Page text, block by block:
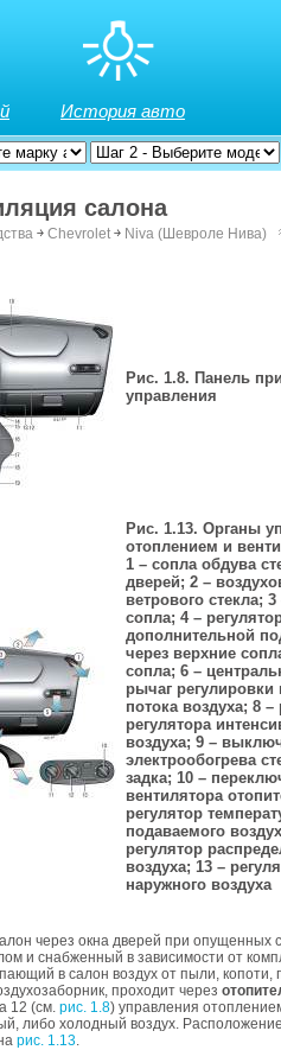
История авто
салона
￫ Chevrolet ￫ Niva (Шевроле Нива)
Рис. 1.8. Панель
управления
Рис. 1.13. Органы
отоплением и
1 – сопла обдува
дверей; 2 –
ветрового стекла;
сопла; 4 –
дополнительной
через верхние
сопла; 6 –
рычаг регулировки
потока воздуха; 8 –
регулятора
воздуха; 9 –
электрообогрева
задка; 10 –
вентилятора
регулятор
подаваемого
регулятор
воздуха; 13 –
наружного воздуха
через окна дверей при опущенных
и снабженный в зависимости от
в салон воздух от пыли, копоти,
проходит через
12 (см.рис. 1.8) управления
либо холодный воздух.
рис. 1.13.